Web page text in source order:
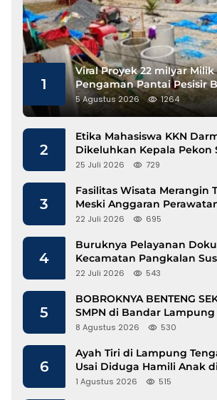
1
Viral Proyek 22 milyar Milik
Pengaman Pantai Pesisir
Gunakan Besi Banci
5 Agustus 2026 1264
2
Etika Mahasiswa KKN
Dikeluhkan Kepala Pekon
25 Juli 2026 729
3
Fasilitas Wisata Merangin
Meski Anggaran
Mengalir
22 Juli 2026 695
4
Buruknya Pelayanan
Kecamatan Pangkalan
Disdukcapil Langkat Disorot
22 Juli 2026 543
5
BOBROKNYA BENTENG
SMPN di Bandar
Lecehkan Siswi
8 Agustus 2026 530
6
Ayah Tiri di Lampung
Usai Diduga Hamili Anak
1 Agustus 2026 515